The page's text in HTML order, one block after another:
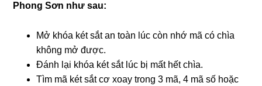
Phong Sơn như sau:
Mở khóa két sắt an toàn lúc còn nhớ mã có chìa
không mở được.
Đánh lại khóa két sắt lúc bị mất hết chìa.
Tìm mã két sắt cơ xoay trong 3 mã, 4 mã số hoặc